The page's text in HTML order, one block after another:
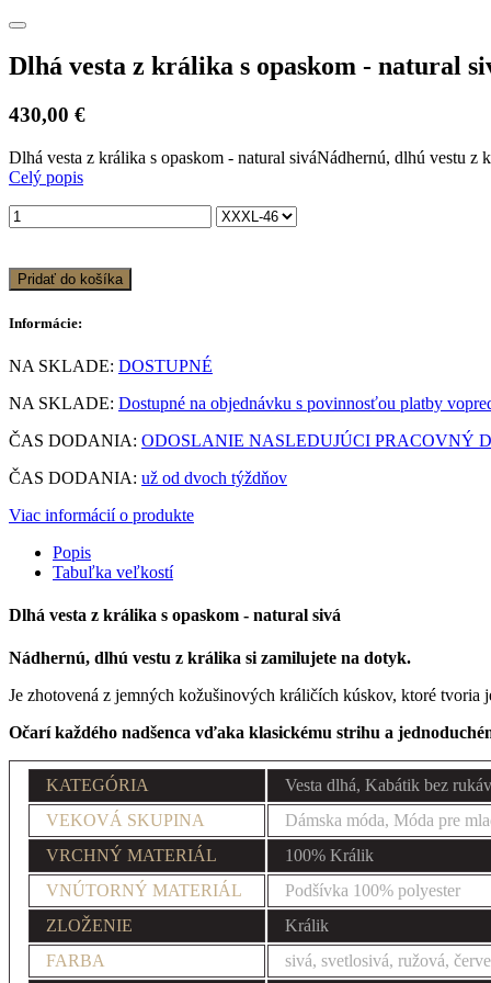
Dlhá vesta z králika s opaskom - natural
430,00 €
Dlhá vesta z králika s opaskom - natural siváNádhernú, dlhú vestu z
Celý popis
Pridať do košíka
Informácie:
NA SKLADE: DOSTUPNÉ
NA SKLADE: Dostupné na objednávku s povinnosťou platby
ČAS DODANIA: ODOSLANIE NASLEDUJÚCI PRACOVNÝ
ČAS DODANIA: už od dvoch týždňov
Viac informácií o produkte
Popis
Tabuľka veľkostí
Dlhá vesta z králika s opaskom - natural sivá
Nádhernú, dlhú vestu z králika si zamilujete na dotyk.
Je zhotovená z jemných kožušinových králičích kúskov, ktoré
Očarí každého nadšenca vďaka klasickému strihu a
KATEGÓRIA
Vesta dlhá, Kabátik bez
VEKOVÁ SKUPINA
Dámska móda, Móda pre
VRCHNÝ MATERIÁL
100% Králik
VNÚTORNÝ MATERIÁL
Podšívka 100% polyester
ZLOŽENIE
Králik
FARBA
sivá, svetlosivá, ružová,